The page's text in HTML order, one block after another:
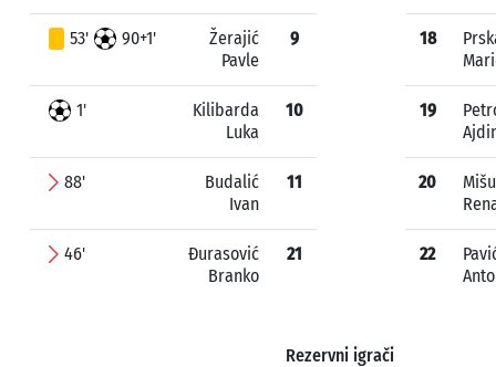
53' 90+1'
Žerajić
Pavle
9
1'
Kilibarda
Luka
10
88'
Budalić
Ivan
11
46'
Đurasović
Branko
21
18
19
20
22
Rezervni igrači